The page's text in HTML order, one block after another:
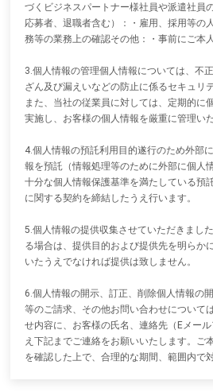
づくビジネスパートナー様社員や派遣社員
応募者、退職者含む）：・雇用、採用等の
務等の業務上の確認その他：・事前にご本
3.個人情報の管理個人情報については、不
ざん及び漏えいなどの防止に係るセキュリ
また、当社の従業員に対しては、定期的に
実施し、お客様の個人情報を厳重に管理い
4.個人情報の預託利用目的遂行のため外部
報を預託（情報処理等のために外部に個人
十分な個人情報保護基準を満たしている預
に関する契約を締結したうえ行います。
5.個人情報の提供収集させていただきまし
る場合は、提供目的および提供先を明らか
いたうえでなければ提供は致しません。
6.個人情報の開示、訂正、削除個人情報の
等のご請求、その他お問い合わせについて
せ内容に、お客様の氏名、連絡先（Eメー
え下記までご連絡をお願いいたします。ご
を確認した上で、合理的な期間、範囲内で